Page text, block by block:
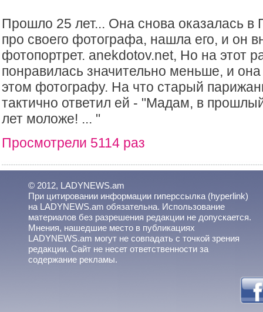
Прошло 25 лет... Она снова оказалась в
про своего фотографа, нашла его, и он
фотопортрет. anekdotov.net, Но на этот
понравилась значительно меньше, и
этом фотографу. На что старый
тактично ответил ей - "Мадам, в
лет моложе! ... "
Просмотрели 5114 раз
© 2012, LADYNEWS.am
При цитировании информации гиперссылка (hyperlink)
на LADYNEWS.am обязательна. Использование
материалов без разрешения редакции не допускается.
Мнения, нашедшие место в публикациях
LADYNEWS.am могут не совпадать с точкой зрения
редакции. Сайт не несет ответственности за
содержание рекламы.